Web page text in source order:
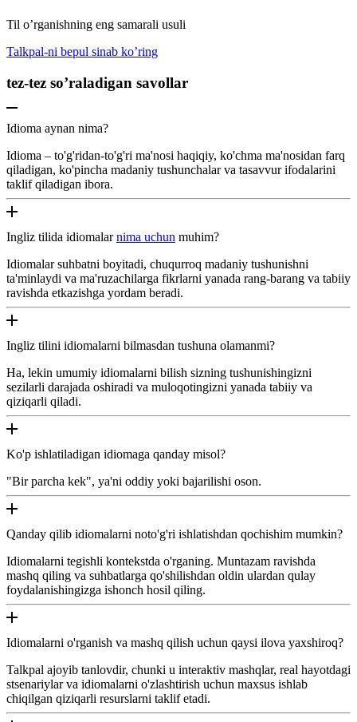
Til o’rganishning eng samarali usuli
Talkpal-ni bepul sinab ko’ring
tez-tez so’raladigan savollar
Idioma aynan nima?
Idioma – to'g'ridan-to'g'ri ma'nosi haqiqiy, ko'chma ma'nosidan farq
qiladigan, ko'pincha madaniy tushunchalar va tasavvur ifodalarini
taklif qiladigan ibora.
Ingliz tilida idiomalarnima uchun muhim?
Idiomalar suhbatni boyitadi, chuqurroq madaniy tushunishni
ta'minlaydi va ma'ruzachilarga fikrlarni yanada rang-barang va tabiiy
ravishda etkazishga yordam beradi.
Ingliz tilini idiomalarni bilmasdan tushuna olamanmi?
Ha, lekin umumiy idiomalarni bilish sizning tushunishingizni
sezilarli darajada oshiradi va muloqotingizni yanada tabiiy va
qiziqarli qiladi.
Ko'p ishlatiladigan idiomaga qanday misol?
"Bir parcha kek", ya'ni oddiy yoki bajarilishi oson.
Qanday qilib idiomalarni noto'g'ri ishlatishdan qochishim mumkin?
Idiomalarni tegishli kontekstda o'rganing. Muntazam ravishda
mashq qiling va suhbatlarga qo'shilishdan oldin ulardan qulay
foydalanishingizga ishonch hosil qiling.
Idiomalarni o'rganish va mashq qilish uchun qaysi ilova yaxshiroq?
Talkpal ajoyib tanlovdir, chunki u interaktiv mashqlar, real hayotdagi
stsenariylar va idiomalarni o'zlashtirish uchun maxsus ishlab
chiqilgan qiziqarli resurslarni taklif etadi.